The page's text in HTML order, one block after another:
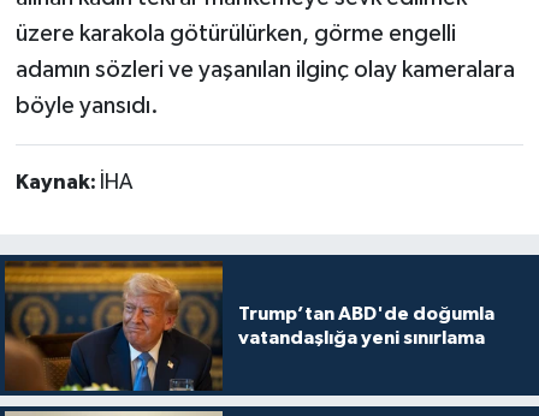
üzere karakola götürülürken, görme engelli
adamın sözleri ve yaşanılan ilginç olay kameralara
böyle yansıdı.
Kaynak: İHA
Trump’tan ABD'de doğumla
vatandaşlığa yeni sınırlama